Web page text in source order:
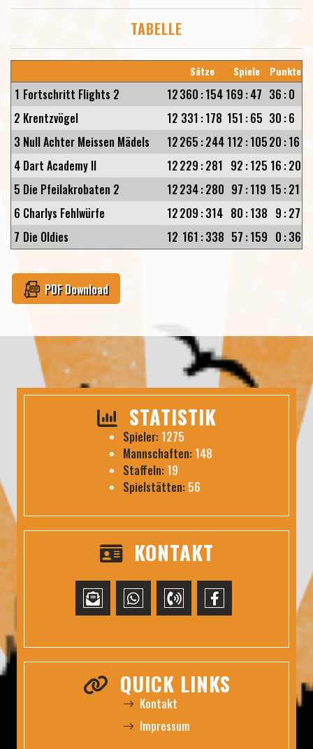
TABELLE
Sätze Spiele Punkte
1 Fortschritt Flights 2 12360 :154 169 :47 36 :0
2 Krentzvögel 12 331 :178 151 :65 30 :6
3 Null Achter Meissen Mädels 12265 :244 112 :10520 :16
4 Dart Academy II 12229 :281 92 :125 16 :20
5 Die Pfeilakrobaten 2 12234:280 97 :119 15 :21
6 Charlys Fehlwürfe 12209 :314 80 :138 9 :27
7 Die Oldies 12 161 :338 57 :159 0 :36
PDF Download
STATISTIK
Spieler: 1275
Mannschaften: 148
Staffeln: 19
Spielstätten: 56
KONTAKT
QUICK LINKS
Kontakt
Impressum